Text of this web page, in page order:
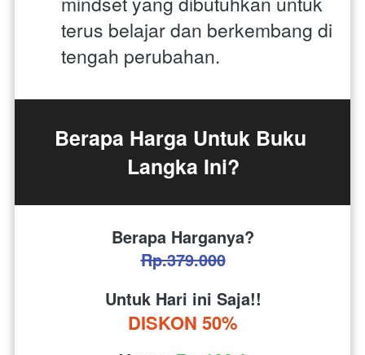
terus belajar dan berkembang di
tengah perubahan.
Berapa Harga Untuk Buku
Langka Ini?
Berapa Harganya?
Rp.379.000
Untuk Hari ini Saja!!
DISKON 50%